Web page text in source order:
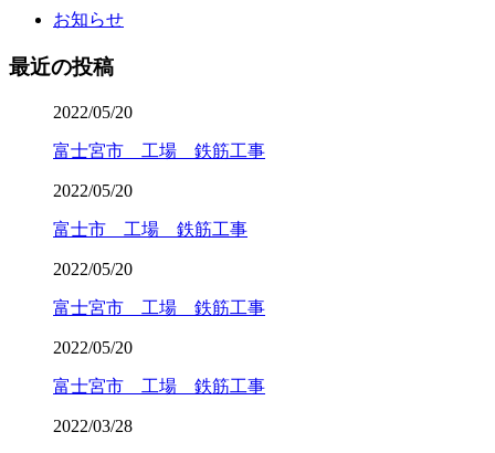
お知らせ
最近の投稿
2022/05/20
富士宮市 工場 鉄筋工事
2022/05/20
富士市 工場 鉄筋工事
2022/05/20
富士宮市 工場 鉄筋工事
2022/05/20
富士宮市 工場 鉄筋工事
2022/03/28